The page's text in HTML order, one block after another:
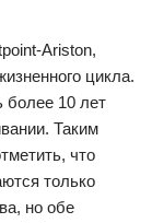
Ariston,
цикла.
более 10 лет
Таким
что
только
но обе